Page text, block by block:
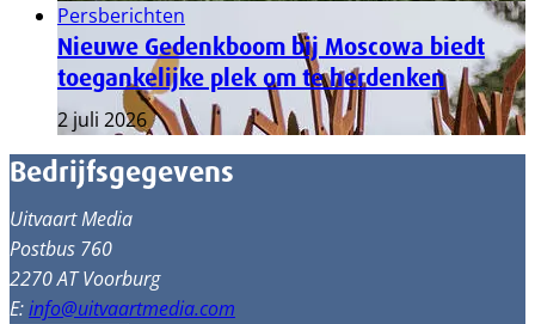
Persberichten
Nieuwe Gedenkboom bij Moscowa biedt
toegankelijke plek om te herdenken
2 juli 2026
Bedrijfsgegevens
Uitvaart Media
Postbus 760
2270 AT Voorburg
E:info@uitvaartmedia.com